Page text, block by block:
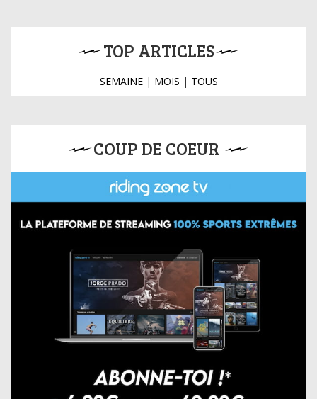
TOP ARTICLES
SEMAINE| MOIS | TOUS
COUP DE COEUR